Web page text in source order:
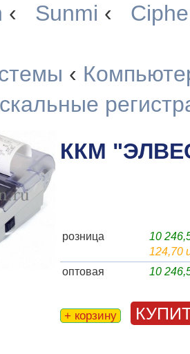
‹ Sunmi ‹
‹
ККМ
розница
10
124,70
оптовая
10
+ корзину